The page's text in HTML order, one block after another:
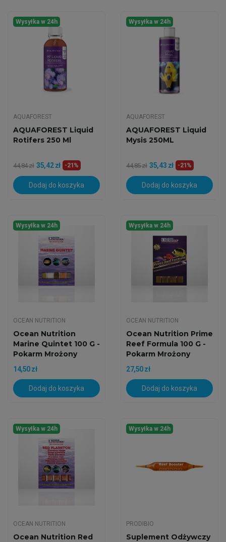
Wysyłka w 24h
AQUAFOREST
AQUAFOREST Liquid
Rotifers 250 Ml
44,84 zł 35,42 zł -21%
Dodaj do koszyka
Wysyłka w 24h
AQUAFOREST
AQUAFOREST Liquid
Mysis 250ML
44,85 zł 35,43 zł -21%
Dodaj do koszyka
Wysyłka w 24h
OCEAN NUTRITION
Ocean Nutrition
Marine Quintet 100 G -
Pokarm Mrożony
14,50 zł
Dodaj do koszyka
Wysyłka w 24h
OCEAN NUTRITION
Ocean Nutrition Prime
Reef Formula 100 G -
Pokarm Mrożony
27,50 zł
Dodaj do koszyka
Wysyłka w 24h
OCEAN NUTRITION
Ocean Nutrition Red
Wysyłka w 24h
PRODIBIO
Suplement Odżywczy